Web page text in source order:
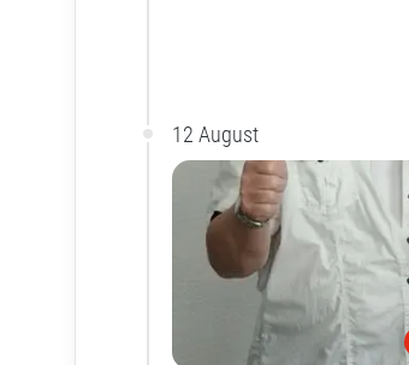
12 August